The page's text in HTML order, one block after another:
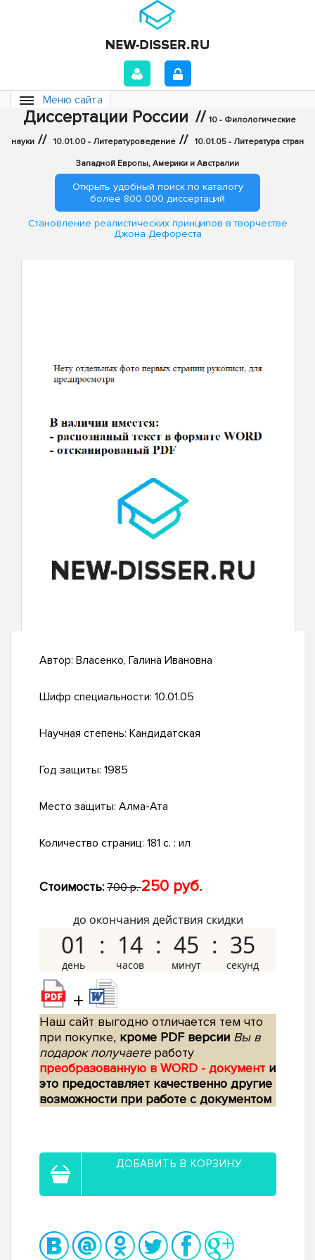
Меню сайта
Диссертации России // 10 - Филологические
науки // 10.01.00 - Литературоведение // 10.01.05 - Литература стран
Западной Европы, Америки и Австралии
Открыть удобный поиск по каталогу
более 800 000 диссертаций
Становление реалистических принципов в творчестве
Джона Дефореста
Автор: Власенко, Галина Ивановна
Шифр специальности: 10.01.05
Научная степень: Кандидатская
Год защиты: 1985
Место защиты: Алма-Ата
Количество страниц: 181 c. : ил
Стоимость: 700 р.250 руб.
до окончания действия скидки
01 14 45 34
+
Наш сайт выгодно отличается тем что
при покупке, кроме PDF версии Вы в
подарок получаетеработу
преобразованную в WORD - документ и
это предоставляет качественно другие
возможности при работе с документом
ДОБАВИТЬ В КОРЗИНУ